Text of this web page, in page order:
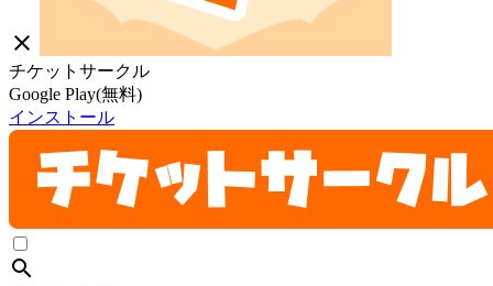
close
チケットサークル
Google Play(無料)
インストール
search